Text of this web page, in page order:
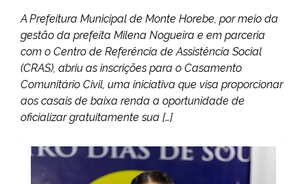
A Prefeitura Municipal de Monte Horebe, por meio da
gestão da prefeita Milena Nogueira e em parceria
com o Centro de Referência de Assistência Social
(CRAS), abriu as inscrições para o Casamento
Comunitário Civil, uma iniciativa que visa proporcionar
aos casais de baixa renda a oportunidade de
oficializar gratuitamente sua […]